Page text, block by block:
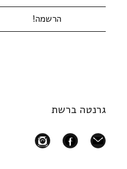
גרנטה ברשת
mail
facebook
instagram